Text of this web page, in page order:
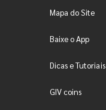
Mapa do Site
Baixe o App
Dicas e Tutoriais
GIV coins